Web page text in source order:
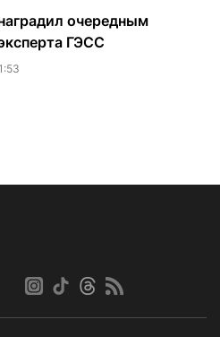
очередным
ГЭСС